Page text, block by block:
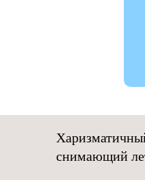
снимающий